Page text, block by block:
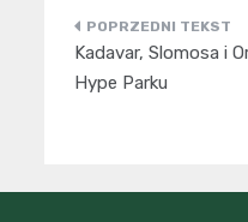
Nawigacja
wpisu
Kadavar, Slomosa i
Hype Parku